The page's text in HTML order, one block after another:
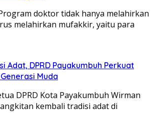
doktor tidak hanya melahirkan
melahirkan mufakkir, yaitu para
Adat, DPRD Payakumbuh Perkuat
Muda
DPRD Kota Payakumbuh Wirman
kembali tradisi adat di